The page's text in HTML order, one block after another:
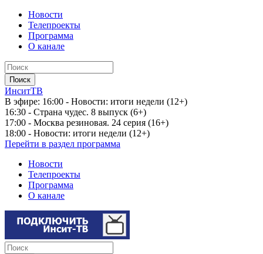
Новости
Телепроекты
Программа
О канале
ИнситТВ
В эфире: 16:00 - Новости: итоги недели (12+)
16:30 - Страна чудес. 8 выпуск (6+)
17:00 - Москва резиновая. 24 серия (16+)
18:00 - Новости: итоги недели (12+)
Перейти в раздел программа
Новости
Телепроекты
Программа
О канале